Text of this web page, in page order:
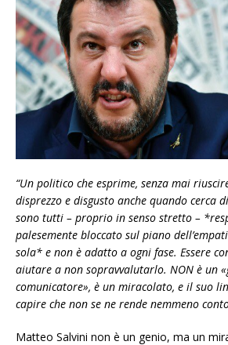
“Un politico che esprime, senza mai
disprezzo e disgusto anche quando cerca
sono tutti – proprio in senso stretto –
palesemente bloccato sul piano
sola* e non è adatto a ogni fase. Essere
aiutare a non sopravvalutarlo. NON è un
comunicatore», è un miracolato, e il suo
capire che non se ne rende nemmeno
Matteo Salvini non è un genio, ma un